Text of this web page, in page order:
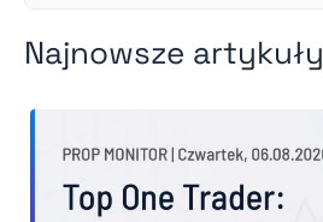
Najnowsze artykuły